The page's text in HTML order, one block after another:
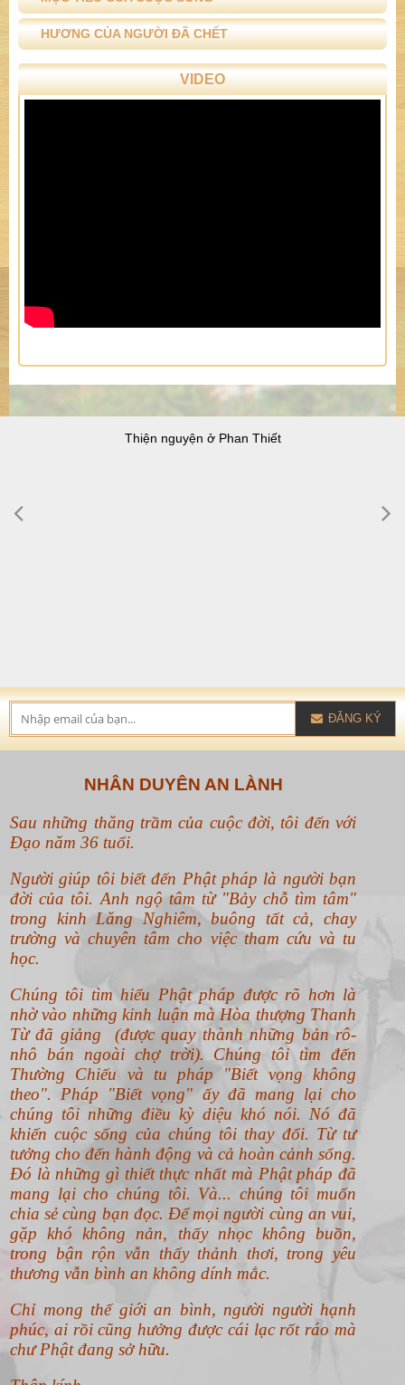
HƯƠNG CỦA NGƯỜI ĐÃ CHẾT
VIDEO
Thiện nguyện ở Phan Thiết
ĐĂNG KÝ
NHÂN DUYÊN AN LÀNH
Sau những thăng trầm của cuộc đời, tôi đến với
Đạo năm 36 tuổi.
Người giúp tôi biết đến Phật pháp là người bạn
đời của tôi. Anh ngộ tâm từ "Bảy chỗ tìm tâm"
trong kinh Lăng Nghiêm, buông tất cả, chay
trường và chuyên tâm cho việc tham cứu và tu
học.
Chúng tôi tìm hiểu Phật pháp được rõ hơn là
nhờ vào những kinh luận mà Hòa thượng Thanh
Từ đã giảng (được quay thành những bản rô-
nhô bán ngoài chợ trời). Chúng tôi tìm đến
Thường Chiếu và tu pháp "Biết vọng không
theo". Pháp "Biết vọng" ấy đã mang lại cho
chúng tôi những điều kỳ diệu khó nói. Nó đã
khiến cuộc sống của chúng tôi thay đổi. Từ tư
tưởng cho đến hành động và cả hoàn cảnh sống.
Đó là những gì thiết thực nhất mà Phật pháp đã
mang lại cho chúng tôi. Và... chúng tôi muốn
chia sẻ cùng bạn đọc. Để mọi người cùng an vui,
gặp khó không nản, thấy nhọc không buồn,
trong bận rộn vẫn thấy thảnh thơi, trong yêu
thương vẫn bình an không dính mắc.
Chỉ mong thế giới an bình, người người hạnh
phúc, ai rồi cũng hưởng được cái lạc rốt ráo mà
chư Phật đang sở hữu.